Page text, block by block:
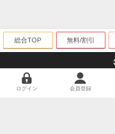
総合TOP 無料/割引
ログイン 会員登録